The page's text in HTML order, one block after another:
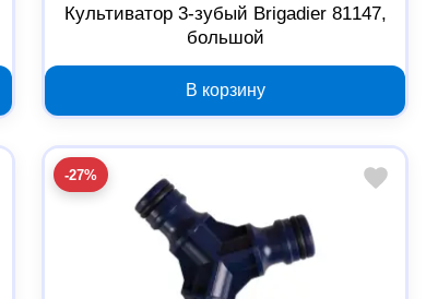
Культиватор 3-зубый Brigadier 81147,
большой
В корзину
-27%